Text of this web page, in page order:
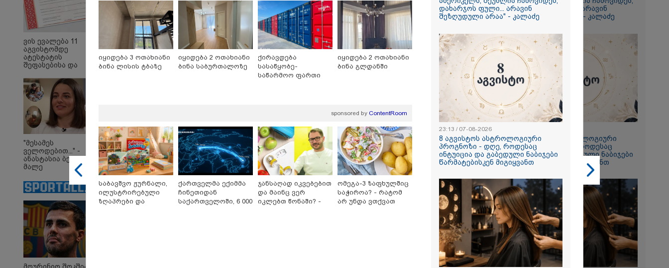
ყარყარაშვილი გიორგი
ბარამიძის განცხადებაზე
თავთან შეგარცხვენთ...
თქვენი შეცდომა არის
დანაშაულის ტოლფასი" -
ეკა კუპატაძე ნანუკა
ჟორჟოლიანს
09:33 / 05-08-2026
"მამის მიერ ცოტნესთვის
დატოვებულ სახლში
თვითნებურად ცხოვრობს
ადამიანი, რომელიც
ზვიადის ანდერძში ერთი
სიტყვითაც კი არ არის
მოხსენიებული" - ანა
ჯაბაური
09:32 / 05-08-2026
"4 დღე უწყლოდ და
უპუროდ გაატარეს, მათ
სიცოცხლე დავუბრუნეთ" -
ქართველი მეზღვაური
წერს, რომ 36 მიგრანტი,
12:20 / 04-08-2026
"როცა კანონიკიდან
გამომდინარე,
მართებულად მიგვაჩნია,
რომ ადამიანის გასვენება
ტაძრიდან არ მოხდეს, ეს
მგლოვიარეს ისეთი
სიყვარულითა უნდა
ავუხსნათ, რომ შფოთვა
არ დაიბადოს" - დედა
დახარჯოს ფული... არავინ
შეზღუდული არაა" - კალაძე
8 აგვისტოს ასტროლოგიური
პროგნოზი - დღე, როდესაც
ინტუიცია და გაბედული ნაბიჯები
წარმატებისკენ მიგიყვანთ
ვის ევალება 11
აგვისტომდე
ატესტატის
შეფასებისა და
ეროვნულ ცენტრში
წარდგენა -
დეტალები
"მესამეს
ველოდებით..." -
ანასტასია ბენდუქიძე
მალე
მრავალშვილიანი
დედა გახდება
იყიდება 3 ოთახიანი
ბინა ლისის ტბაზე
იყიდება 2 ოთახიანი
ბინა საბურთალოზე
ქირავდება
სასაწყობე-
საწარმოო ფართი
იყიდება 2 ოთახიანი
ბინა გლდანში
sponsored by ContentRoom
საბავშვო ჟურნალი,
ილუსტრირებული
ზღაპრები და
ქართველმა ექიმმა
ჩინეთიდან
საქართველოში, 6 000
ჯანსაღად იკვებებით
და მაინც ვერ
იკლებთ წონაში? -
ომეგა-3 ზაფხულშიც
საჭიროა? - რატომ
არ უნდა ვთქვათ
დახარჯოს ფული... არავინ
შეზღუდული არაა" - კალაძე
23:13 / 07-08-2026
8 აგვისტოს ასტროლოგიური
პროგნოზი - დღე, როდესაც
ინტუიცია და გაბედული ნაბიჯები
წარმატებისკენ მიგიყვანთ